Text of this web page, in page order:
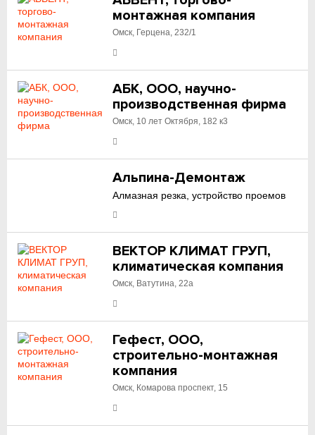
монтажная компания
Омск, Герцена, 232/1
АБК, ООО, научно-
производственная фирма
Омск, 10 лет Октября, 182 к3
Альпина-Демонтаж
Алмазная резка, устройство проемов
ВЕКТОР КЛИМАТ ГРУП,
климатическая компания
Омск, Ватутина, 22а
Гефест, ООО,
строительно-монтажная
компания
Омск, Комарова проспект, 15